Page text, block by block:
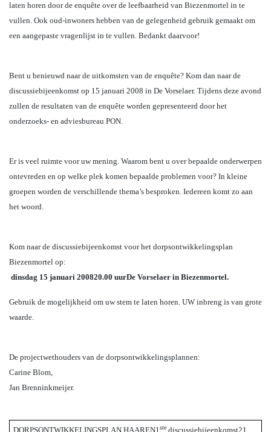
laten horen door de enquête over de leefbaarheid van Biezenmortel in te
vullen. Ook oud-inwoners hebben van de gelegenheid gebruik gemaakt om
een aangepaste vragenlijst in te vullen. Bedankt daarvoor!
Bent u benieuwd naar de uitkomsten van de enquête? Kom dan naar de
discussiebijeenkomst op 15 januari 2008 in De Vorselaer. Tijdens deze avond
zullen de resultaten van de enquête worden gepresenteerd door het
onderzoeks- en adviesbureau PON.
Er is veel ruimte voor uw mening. Waarom bent u over bepaalde onderwerpen
ontevreden en op welke plek komen bepaalde problemen voor? In kleine
groepen worden de verschillende thema’s besproken. Iedereen komt zo aan
het woord.
Kom naar de discussiebijeenkomst voor het dorpsontwikkelingsplan
Biezenmortel op:
dinsdag 15 januari 200820.00 uurDe Vorselaer in Biezenmortel.
Gebruik de mogelijkheid om uw stem te laten horen. UW inbreng is van grote
waarde.
De projectwethouders van de dorpsontwikkelingsplannen:
Carine Blom,
Jan Brenninkmeijer.
DORPSONTWIKKELINGSPLAN HAAREN1 stediscussiebijeenkomst21